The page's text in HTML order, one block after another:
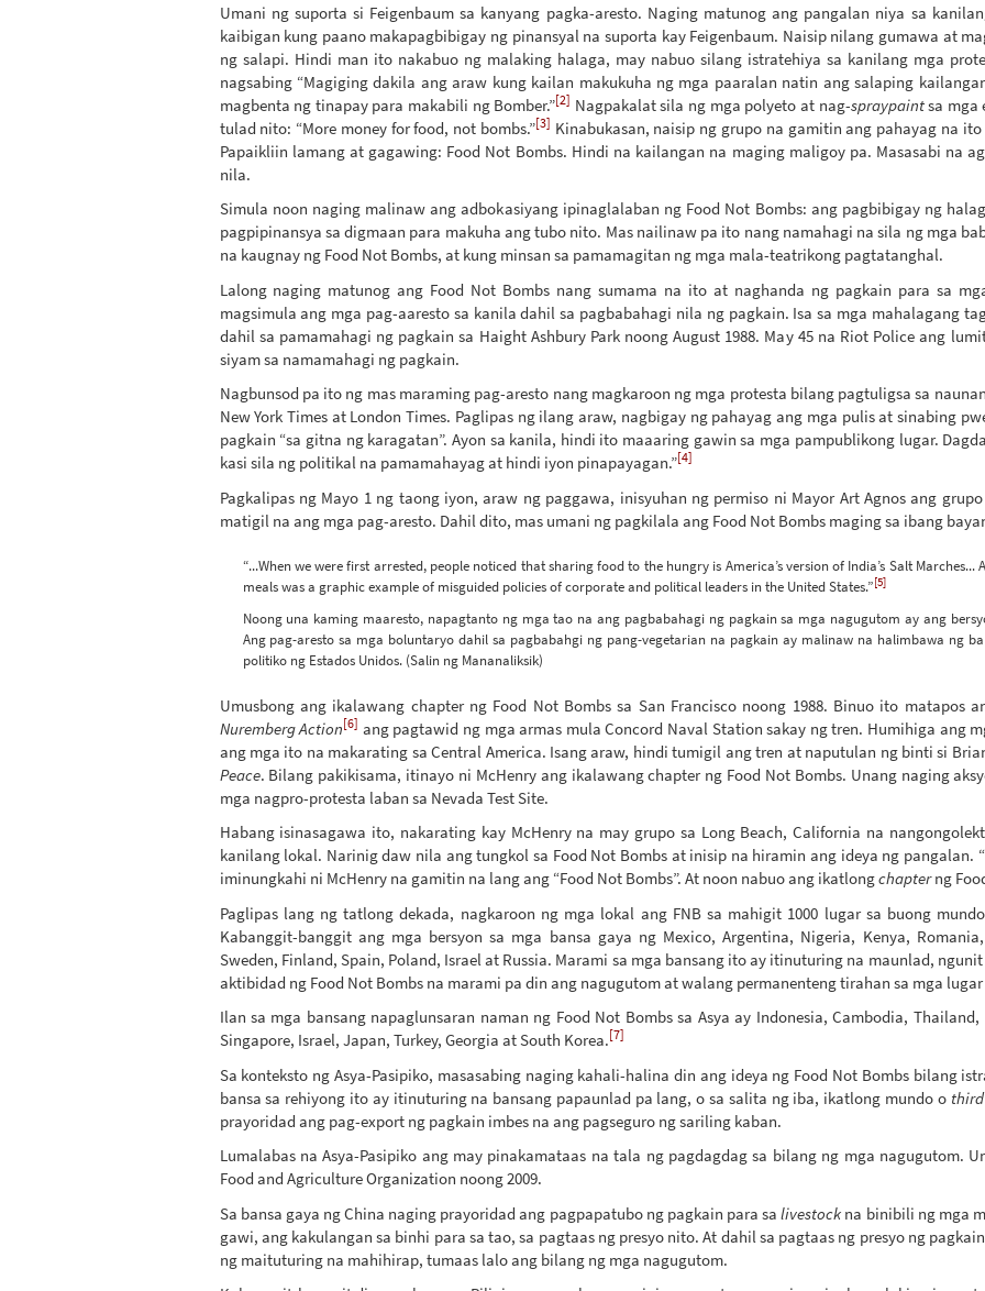
Umani ng suporta si Feigenbaum sa kanyang pagka-aresto. Naging matunog ang pangalan niya sa
kaibigan kung paano makapagbibigay ng pinansyal na suporta kay Feigenbaum. Naisip nilang gumawa at
ng salapi. Hindi man ito nakabuo ng malaking halaga, may nabuo silang istratehiya sa kanilang mga
nagsabing “Magiging dakila ang araw kung kailan makukuha ng mga paaralan natin ang salaping
magbenta ng tinapay para makabili ng Bomber.”[2] Nagpakalat sila ng mga polyeto at nag-spraypaintsa mga
tulad nito: “More money for food, not bombs.”[3] Kinabukasan, naisip ng grupo na gamitin ang pahayag na
Papaikliin lamang at gagawing: Food Not Bombs. Hindi na kailangan na maging maligoy pa. Masasabi na
nila.
Simula noon naging malinaw ang adbokasiyang ipinaglalaban ng Food Not Bombs: ang pagbibigay ng
pagpipinansya sa digmaan para makuha ang tubo nito. Mas nailinaw pa ito nang namahagi na sila ng mga
na kaugnay ng Food Not Bombs, at kung minsan sa pamamagitan ng mga mala-teatrikong pagtatanghal.
Lalong naging matunog ang Food Not Bombs nang sumama na ito at naghanda ng pagkain para sa
magsimula ang mga pag-aaresto sa kanila dahil sa pagbabahagi nila ng pagkain. Isa sa mga mahalagang
dahil sa pamamahagi ng pagkain sa Haight Ashbury Park noong August 1988. May 45 na Riot Police ang
siyam sa namamahagi ng pagkain.
Nagbunsod pa ito ng mas maraming pag-aresto nang magkaroon ng mga protesta bilang pagtuligsa sa
New York Times at London Times. Paglipas ng ilang araw, nagbigay ng pahayag ang mga pulis at sinabing
pagkain “sa gitna ng karagatan”. Ayon sa kanila, hindi ito maaaring gawin sa mga pampublikong lugar.
kasi sila ng politikal na pamamahayag at hindi iyon pinapayagan.”[4]
Pagkalipas ng Mayo 1 ng taong iyon, araw ng paggawa, inisyuhan ng permiso ni Mayor Art Agnos ang
matigil na ang mga pag-aresto. Dahil dito, mas umani ng pagkilala ang Food Not Bombs maging sa ibang
“...When we were first arrested, people noticed that sharing food to the hungry is America’s version of India’s Salt
meals was a graphic example of misguided policies of corporate and political leaders in the United States.”[5]
Noong una kaming maaresto, napagtanto ng mga tao na ang pagbabahagi ng pagkain sa mga nagugutom ay ang
Ang pag-aresto sa mga boluntaryo dahil sa pagbabahgi ng pang-vegetarian na pagkain ay malinaw na halimbawa ng
politiko ng Estados Unidos. (Salin ng Mananaliksik)
Umusbong ang ikalawang chapter ng Food Not Bombs sa San Francisco noong 1988. Binuo ito matapos
Nuremberg Action[6] ang pagtawid ng mga armas mula Concord Naval Station sakay ng tren. Humihiga ang
ang mga ito na makarating sa Central America. Isang araw, hindi tumigil ang tren at naputulan ng binti si
Peace. Bilang pakikisama, itinayo ni McHenry ang ikalawang chapter ng Food Not Bombs. Unang naging
mga nagpro-protesta laban sa Nevada Test Site.
Habang isinasagawa ito, nakarating kay McHenry na may grupo sa Long Beach, California na
kanilang lokal. Narinig daw nila ang tungkol sa Food Not Bombs at inisip na hiramin ang ideya ng pangalan.
iminungkahi ni McHenry na gamitin na lang ang “Food Not Bombs”. At noon nabuo ang ikatlongchapterng
Paglipas lang ng tatlong dekada, nagkaroon ng mga lokal ang FNB sa mahigit 1000 lugar sa buong
Kabanggit-banggit ang mga bersyon sa mga bansa gaya ng Mexico, Argentina, Nigeria, Kenya,
Sweden, Finland, Spain, Poland, Israel at Russia. Marami sa mga bansang ito ay itinuturing na maunlad,
aktibidad ng Food Not Bombs na marami pa din ang nagugutom at walang permanenteng tirahan sa mga
Ilan sa mga bansang napaglunsaran naman ng Food Not Bombs sa Asya ay Indonesia, Cambodia,
Singapore, Israel, Japan, Turkey, Georgia at South Korea.[7]
Sa konteksto ng Asya-Pasipiko, masasabing naging kahali-halina din ang ideya ng Food Not Bombs bilang
bansa sa rehiyong ito ay itinuturing na bansang papaunlad pa lang, o sa salita ng iba, ikatlong mundo o
prayoridad ang pag-export ng pagkain imbes na ang pagseguro ng sariling kaban.
Lumalabas na Asya-Pasipiko ang may pinakamataas na tala ng pagdagdag sa bilang ng mga nagugutom.
Food and Agriculture Organization noong 2009.
Sa bansa gaya ng China naging prayoridad ang pagpapatubo ng pagkain para salivestock na binibili ng mga
gawi, ang kakulangan sa binhi para sa tao, sa pagtaas ng presyo nito. At dahil sa pagtaas ng presyo ng
ng maituturing na mahihirap, tumaas lalo ang bilang ng mga nagugutom.